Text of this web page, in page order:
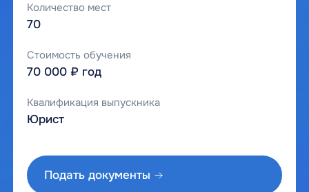
Количество мест
70
Стоимость обучения
70 000 ₽ год
Квалификация выпускника
Юрист
Подать документы